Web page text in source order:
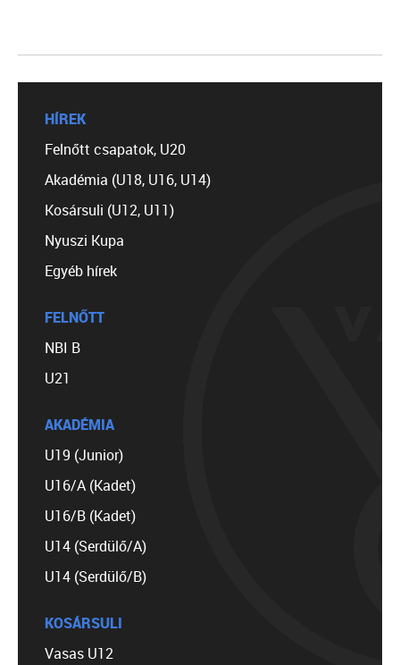
HÍREK
Felnőtt csapatok, U20
Akadémia (U18, U16, U14)
Kosársuli (U12, U11)
Nyuszi Kupa
Egyéb hírek
FELNŐTT
NBI B
U21
AKADÉMIA
U19 (Junior)
U16/A (Kadet)
U16/B (Kadet)
U14 (Serdülő/A)
U14 (Serdülő/B)
KOSÁRSULI
Vasas U12